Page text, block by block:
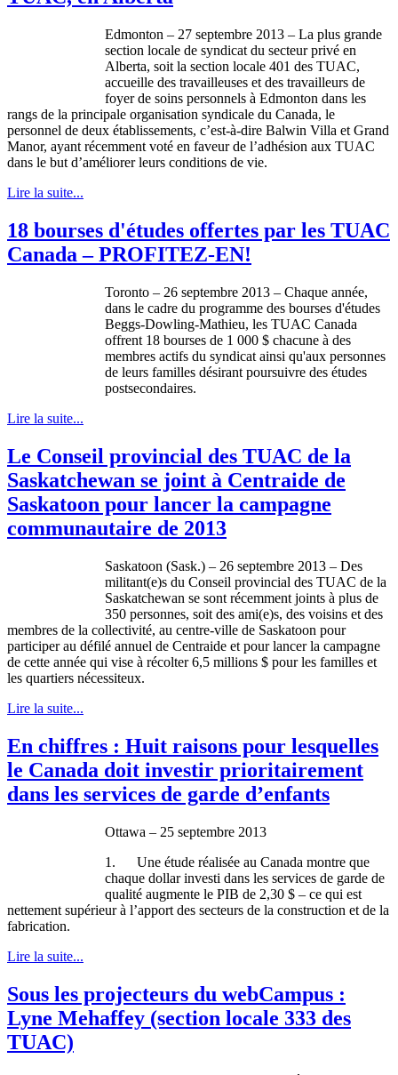
Edmonton – 27 septembre 2013 – La plus grande
section locale de syndicat du secteur privé en
Alberta, soit la section locale 401 des TUAC,
accueille des travailleuses et des travailleurs de
foyer de soins personnels à Edmonton dans les
rangs de la principale organisation syndicale du Canada, le
personnel de deux établissements, c’est-à-dire Balwin Villa et Grand
Manor, ayant récemment voté en faveurde l’adhésion aux TUAC
dans le but d’améliorer leurs conditions de vie.
Lire la suite...
18 bourses d'études offertes par les TUAC
Canada – PROFITEZ-EN!
Toronto – 26 septembre 2013 – Chaque année,
dans le cadre du programme des bourses d'études
Beggs-Dowling-Mathieu, les TUAC Canada
offrent 18 bourses de 1 000 $ chacune à des
membres actifs du syndicat ainsi qu'aux personnes
de leurs familles désirant poursuivre des études
postsecondaires.
Lire la suite...
Le Conseil provincial des TUAC de la
Saskatchewan se joint à Centraide de
Saskatoon pour lancer la campagne
communautaire de 2013
Saskatoon (Sask.) – 26 septembre 2013 – Des
militant(e)s du Conseil provincial des TUAC de la
Saskatchewan se sont récemment joints à plus de
350 personnes, soit des ami(e)s, des voisins et des
membres de la collectivité, au centre-ville de Saskatoon pour
participerau défilé annuel de Centraide et pour lancer la campagne
de cette année qui vise à récolter6,5 millions $ pour les familles et
les quartiers nécessiteux.
Lire la suite...
En chiffres : Huit raisons pour lesquelles
le Canada doit investir prioritairement
dans les services de garde d’enfants
Ottawa – 25 septembre 2013
1. Une étude réalisée au Canada montre que
chaque dollarinvesti dans les services de garde de
qualité augmente le PIB de 2,30 $ – ce qui est
nettement supérieur à l’apport des secteurs de la construction et de la
fabrication.
Lire la suite...
Sous les projecteurs du webCampus :
Lyne Mehaffey (section locale 333 des
TUAC)